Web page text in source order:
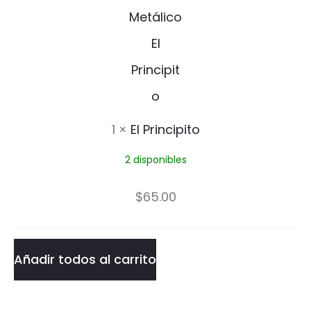
l
P
r
i
i
p
1 × El Principito
2 disponibles
$65.00
Añadir todos al carrito